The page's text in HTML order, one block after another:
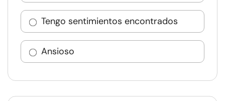
Tengo sentimientos encontrados
Ansioso